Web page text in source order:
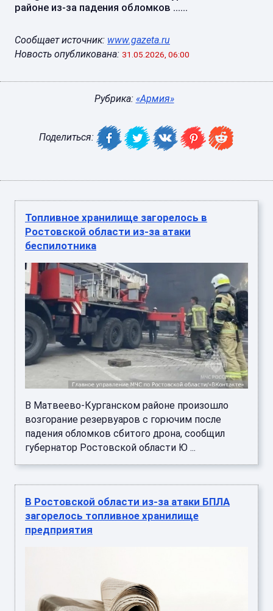
районе из-за падения обломков ......
Сообщает источник: www.gazeta.ru
Новость опубликована: 31.05.2026, 06:00
Рубрика: «Армия»
Поделиться:
Топливное хранилище загорелось в
Ростовской области из-за атаки
беспилотника
В Матвеево-Курганском районе произошло
возгорание резервуаров с горючим после
падения обломков сбитого дрона, сообщил
губернатор Ростовской области Ю ...
В Ростовской области из-за атаки БПЛА
загорелось топливное хранилище
предприятия